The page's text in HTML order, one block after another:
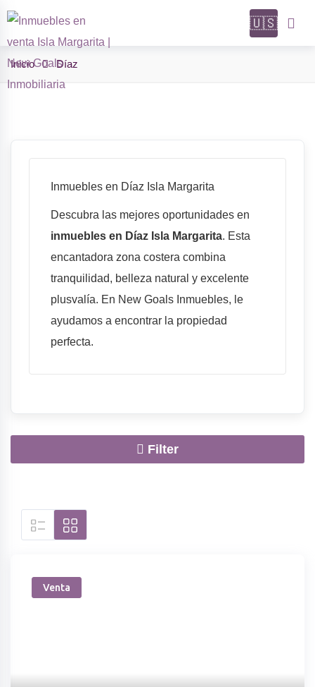
Skip
🇺🇸
Inicio Díaz
Inmuebles en Díaz Isla Margarita
Descubra las mejores oportunidades en
inmuebles en Díaz Isla Margarita. Esta
encantadora zona costera combina
tranquilidad, belleza natural y excelente
plusvalía. En New Goals Inmuebles, le
ayudamos a encontrar la propiedad
perfecta.
Filter
Venta